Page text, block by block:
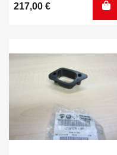
217,00 €